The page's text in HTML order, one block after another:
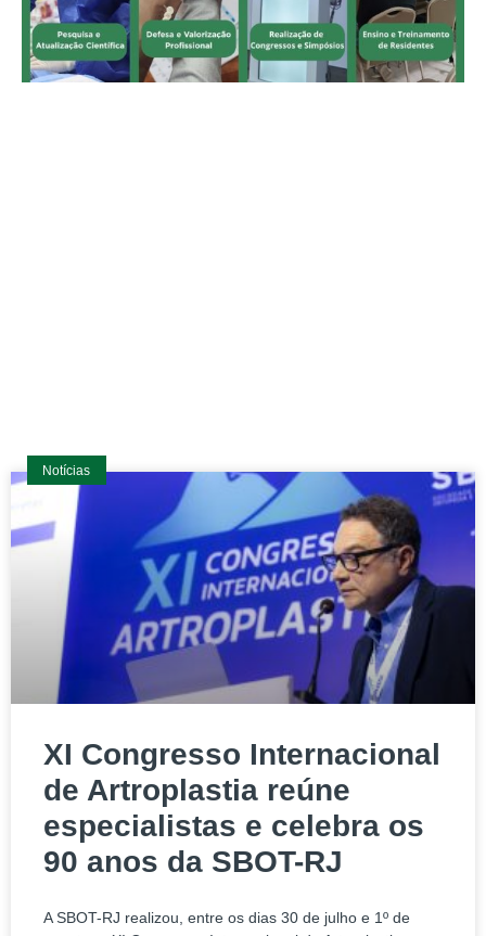
Notícias
XI Congresso Internacional
de Artroplastia reúne
especialistas e celebra os
90 anos da SBOT-RJ
A SBOT-RJ realizou, entre os dias 30 de julho e 1º de